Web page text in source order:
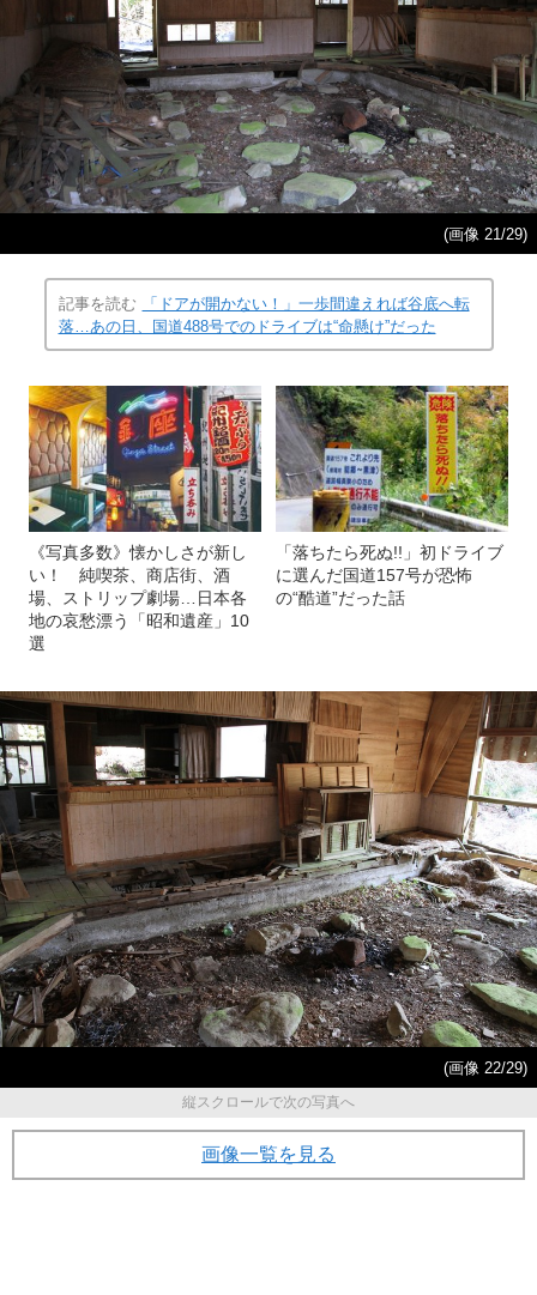
(画像 21/29)
記事を読む
「ドアが開かない！」一歩間違えれば谷底へ転
落…あの日、国道488号でのドライブは“命懸け”だった
《写真多数》懐かしさが新し
い！ 純喫茶、商店街、酒
場、ストリップ劇場…日本各
地の哀愁漂う「昭和遺産」10
選
「落ちたら死ぬ!!」初ドライブ
に選んだ国道157号が恐怖
の“酷道”だった話
(画像 22/29)
縦スクロールで次の写真へ
画像一覧を見る